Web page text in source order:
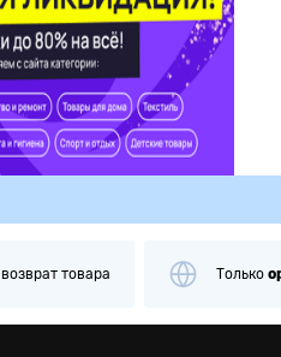
возврат товара Только